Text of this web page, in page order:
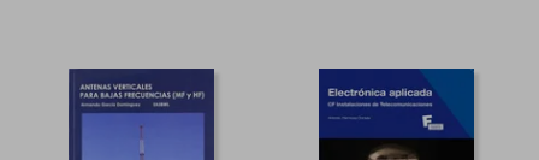
45%
dcto.
40%
dcto.